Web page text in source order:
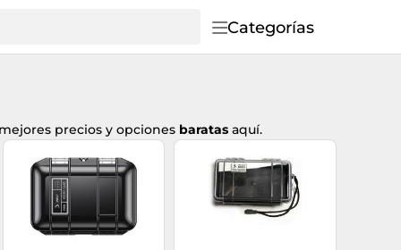
Categorías
precios y opciones baratas aquí.